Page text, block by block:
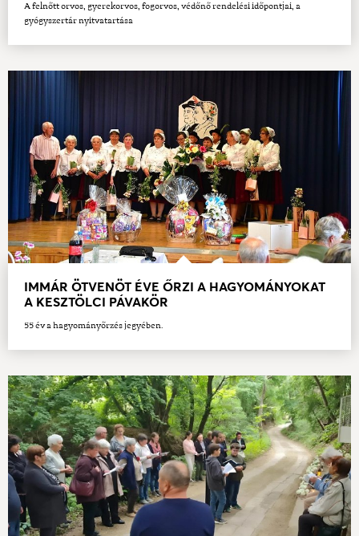
A felnőtt orvos, gyerekorvos, fogorvos, védőnő rendelési időpontjai, a
gyógyszertár nyitvatartása
IMMÁR ÖTVENÖT ÉVE ŐRZI A HAGYOMÁNYOKAT
A KESZTÖLCI PÁVAKÖR
55 év a hagyományőrzés jegyében.